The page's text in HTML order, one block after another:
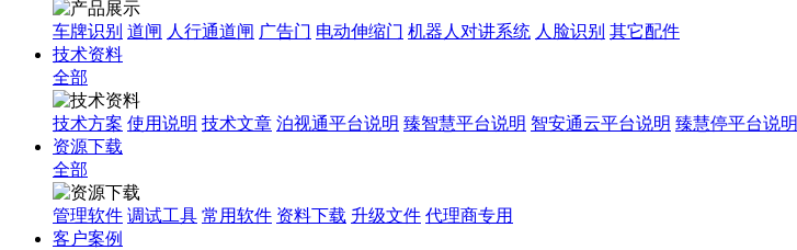
车牌识别 道闸 人行通道闸 广告门 电动伸缩门 机器人对讲系统 人脸识别 其它配件
技术资料
全部
技术方案 使用说明 技术文章 泊视通平台说明 臻智慧平台说明 智安通云平台说明 臻慧停平台说明
资源下载
全部
管理软件 调试工具 常用软件 资料下载 升级文件 代理商专用
客户案例